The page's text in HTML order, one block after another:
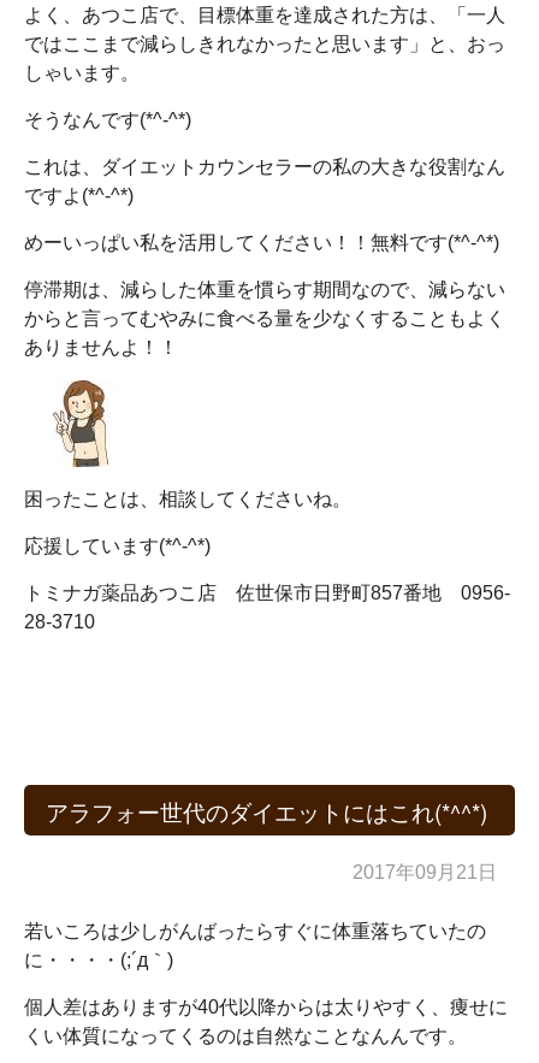
よく、あつこ店で、目標体重を達成された方は、「一人
ではここまで減らしきれなかったと思います」と、おっ
しゃいます。
そうなんです(*^-^*)
これは、ダイエットカウンセラーの私の大きな役割なん
ですよ(*^-^*)
めーいっぱい私を活用してください！！無料です(*^-^*)
停滞期は、減らした体重を慣らす期間なので、減らない
からと言ってむやみに食べる量を少なくすることもよく
ありませんよ！！
困ったことは、相談してくださいね。
応援しています(*^-^*)
トミナガ薬品あつこ店 佐世保市日野町857番地 0956-
28-3710
アラフォー世代のダイエットにはこれ(*^^*)
2017年09月21日
若いころは少しがんばったらすぐに体重落ちていたの
に・・・・(;´д｀)
個人差はありますが40代以降からは太りやすく、痩せに
くい体質になってくるのは自然なことなんんです。